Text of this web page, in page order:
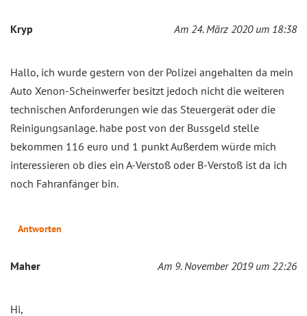
Kryp Am 24. März 2020 um 18:38
Hallo, ich wurde gestern von der Polizei angehalten da mein
Auto Xenon-Scheinwerfer besitzt jedoch nicht die weiteren
technischen Anforderungen wie das Steuergerät oder die
Reinigungsanlage. habe post von der Bussgeld stelle
bekommen 116 euro und 1 punkt Außerdem würde mich
interessieren ob dies ein A-Verstoß oder B-Verstoß ist da ich
noch Fahranfänger bin.
Antworten
Maher Am 9. November 2019 um 22:26
Hi,